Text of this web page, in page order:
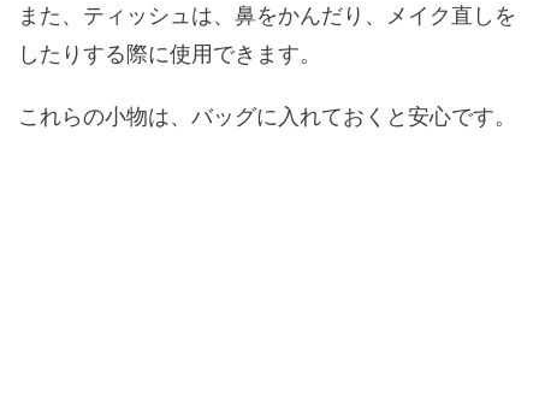
また、ティッシュは、鼻をかんだり、メイク直しを
したりする際に使用できます。
これらの小物は、バッグに入れておくと安心です。